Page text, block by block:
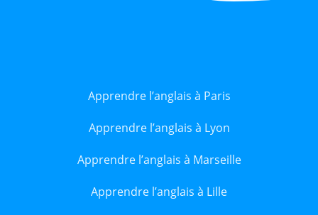
Apprendre l’anglais à Paris
Apprendre l’anglais à Lyon
Apprendre l’anglais à Marseille
Apprendre l’anglais à Lille